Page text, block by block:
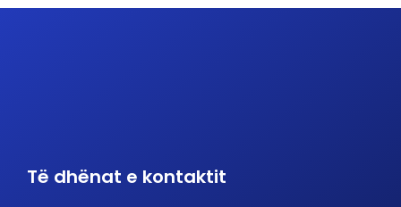
Të dhënat e kontaktit